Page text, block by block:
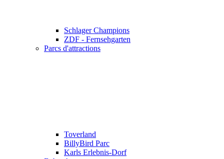
Schlager Champions
ZDF - Fernsehgarten
Parcs d'attractions
Toverland
BillyBird Parc
Karls Erlebnis-Dorf